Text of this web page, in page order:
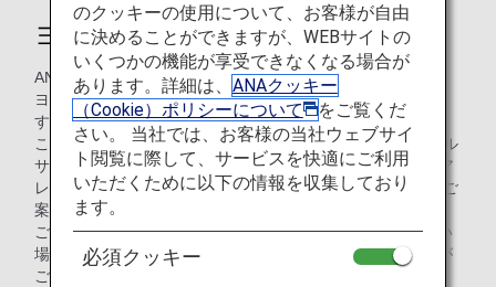
ヨーロッパ鉄道サービス
ANAを使って日本とヨーロッパの間を移動されるお客様は、
ヨーロッパでの移動手段として、鉄道をご利用いただけま
す。
このページでは、各鉄道サービス、ドイツ鉄道（DB）レール
サービス・オーストリア鉄道AIRail ・スイス鉄道SWISSエア
レイル・InterCityレールサービスの4つのサービスについてご
案内します。
ご注意：一部の運賃や空席状況によってご利用いただけない
場合がございます。下記の他にも鉄道サービスがある場合が
ございます。
のクッキーの使用について、お客様が自由
に決めることができますが、WEBサイトの
いくつかの機能が享受できなくなる場合が
あります。詳細は、 ANAクッキー
（Cookie）ポリシーについて
をご覧くだ
さい。 当社では、お客様の当社ウェブサイ
ト閲覧に際して、サービスを快適にご利用
いただくために以下の情報を収集しており
ます。
必須クッキー